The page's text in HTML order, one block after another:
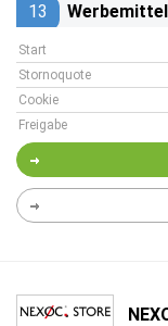
13 Werbemittel
Start
Stornoquote
Cookie
Freigabe